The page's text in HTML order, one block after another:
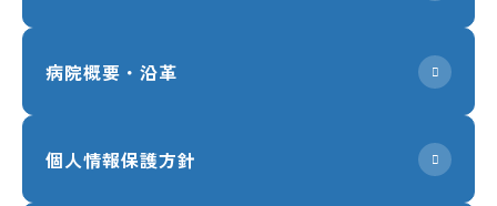
病院概要・沿革
個人情報保護方針